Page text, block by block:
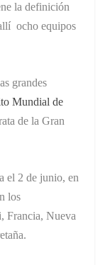
la definición
ocho equipos
grandes
Mundial de
de la Gran
el 2 de junio, en
los
Francia, Nueva